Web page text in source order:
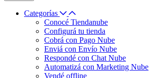
Categorías
Conocé Tiendanube
Configurá tu tienda
Cobrá con Pago Nube
Enviá con Envío Nube
Respondé con Chat Nube
Automatizá con Marketing Nube
Vendé offline